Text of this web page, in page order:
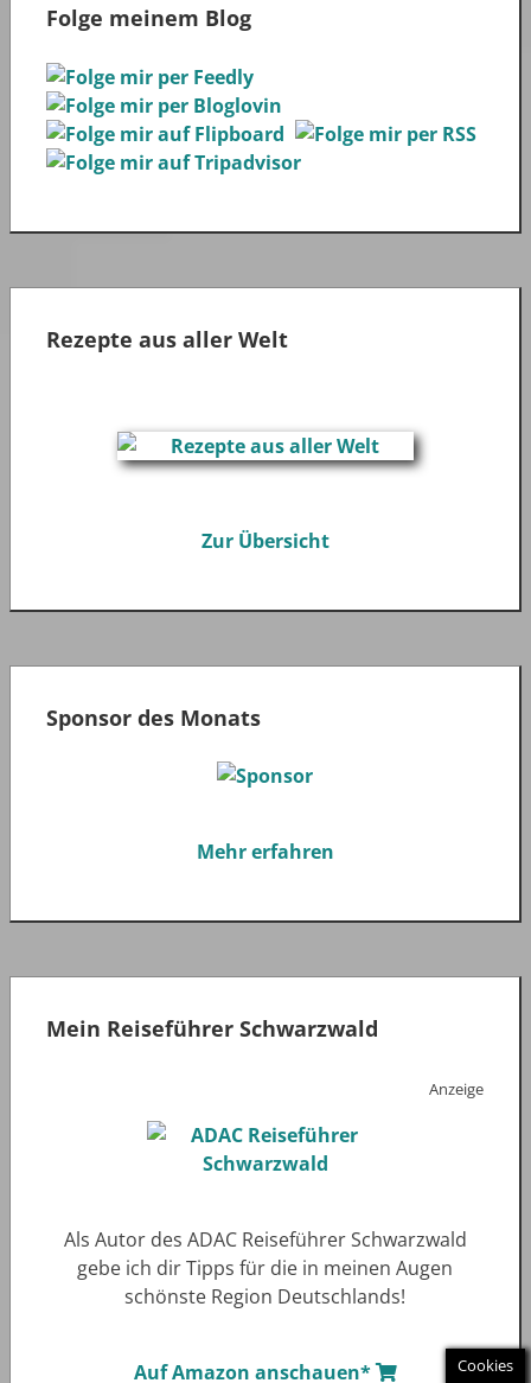
Folge meinem Blog
Rezepte aus aller Welt
Zur Übersicht
Sponsor des Monats
Mehr erfahren
Mein Reiseführer Schwarzwald
Anzeige
Als Autor des ADAC Reiseführer Schwarzwald
gebe ich dir Tipps für die in meinen Augen
schönste Region Deutschlands!
Auf Amazon anschauen* Cookies